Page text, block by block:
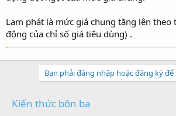
Lạm phát là mức giá chung tăng lên theo
động của chỉ số giá tiêu dùng) .
Bạn phải đăng nhập hoặc đăng ký để
Kiến thức bôn ba